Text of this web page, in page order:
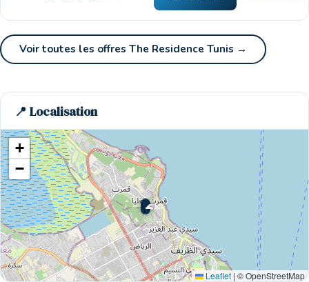
Voir toutes les offres The Residence Tunis →
📍 Localisation
🌊 Ici
+
−
Leaflet|© OpenStreetMap